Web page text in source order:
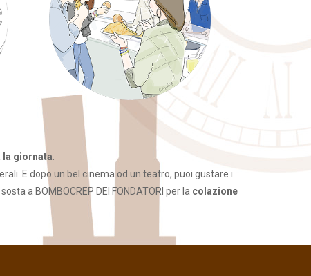
la giornata
E dopo un bel cinema od un teatro, puoi gustare i
a BOMBOCREP DEI FONDATORI per la colazione